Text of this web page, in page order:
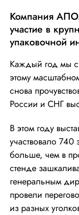
Компания
участие в
упаковочной
Каждый год мы с
этому
снова
России и СНГ
В этом году
участвовало 740
больше, чем в
стенде
генеральным
провели
из разных